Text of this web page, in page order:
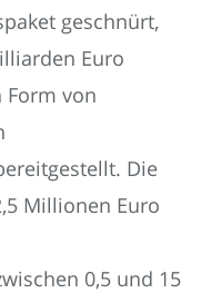
geschnürt,
Euro
Form von
Die
Millionen Euro
0,5 und 15